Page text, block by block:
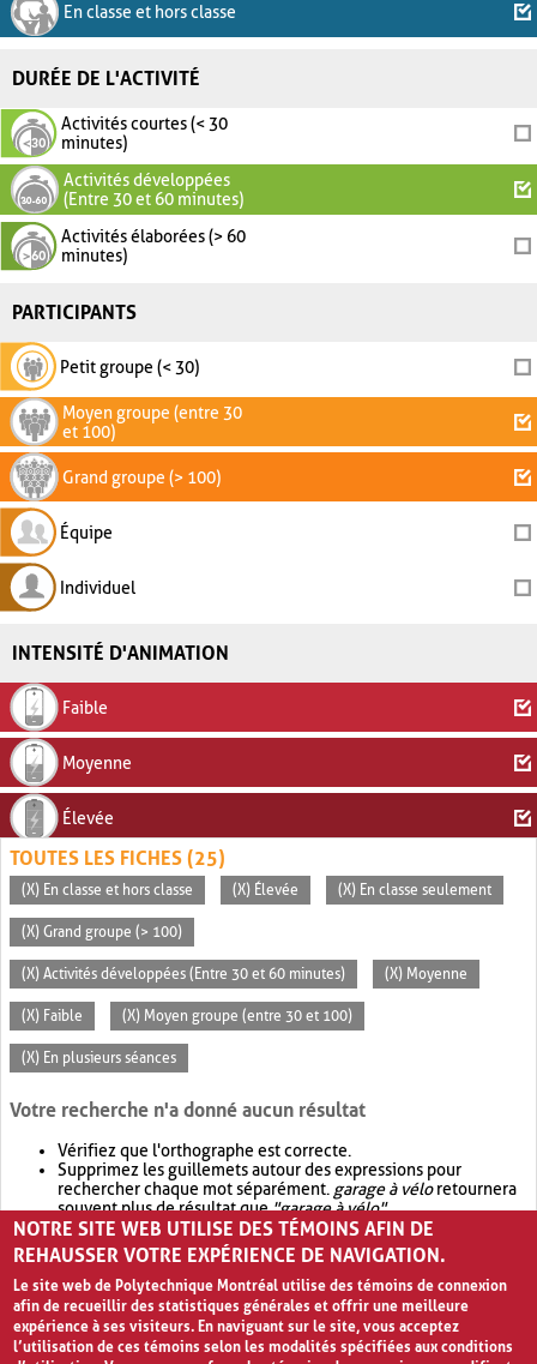
En classe et hors classe
DURÉE DE L'ACTIVITÉ
Activités courtes (< 30
minutes)
Activités développées
(Entre 30 et 60 minutes)
Activités élaborées (> 60
minutes)
PARTICIPANTS
Petit groupe (< 30)
Moyen groupe (entre 30
et 100)
Grand groupe (> 100)
Équipe
Individuel
INTENSITÉ D'ANIMATION
Faible
Moyenne
Élevée
TOUTES LES FICHES (25)
(X) En classe et hors classe (X) Élevée (X) En classe seulement
(X) Grand groupe (> 100)
(X) Activités développées (Entre 30 et 60 minutes) (X) Moyenne
(X) Faible (X) Moyen groupe (entre 30 et 100)
(X) En plusieurs séances
Votre recherche n'a donné aucun résultat
Vérifiez que l'orthographe est correcte.
Supprimez les guillemets autour des expressions pour
rechercher chaque mot séparément. garage à véloretournera
souvent plus de résultat que"garage à vélo".
Envisagez d'élargir votre recherche avec OR.garage OR vélo
retournera souvent plus de résultat quegarage à vélo
NOTRE SITE WEB UTILISE DES TÉMOINS AFIN DE
REHAUSSER VOTRE EXPÉRIENCE DE NAVIGATION.
Le site web de Polytechnique Montréal utilise des témoins de connexion
afin de recueillir des statistiques générales et offrir une meilleure
expérience à ses visiteurs. En naviguant sur le site, vous acceptez
l’utilisation de ces témoins selon les modalités spécifiées aux conditions